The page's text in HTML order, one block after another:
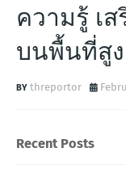
ความรู้ เ
บนพื้นที่สูง
threportor
Recent Posts